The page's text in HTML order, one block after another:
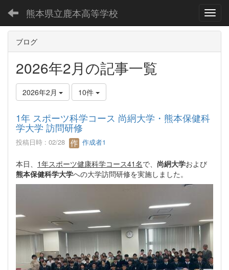
熊本県立鹿本高等学校
ブログ
2026年2月の記事一覧
2026年2月 10件
1年 スポーツ科学コース 尚絅大学・熊本保健科
学大学 訪問研修
投稿日時 : 02/28 作成者1
本日、 1年スポーツ健康科学コース41名で、 尚絅大学および
熊本保健科学大学への大学訪問研修を実施しました。